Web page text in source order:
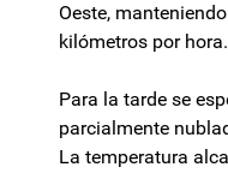
Oeste,
kilómetros por hora.
Para la tarde se
parcialmente
La temperatura